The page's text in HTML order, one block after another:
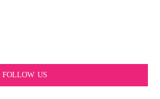
FOLLOW US